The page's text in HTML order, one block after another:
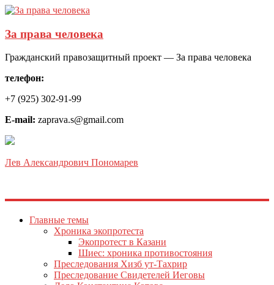
За права человека
Гражданский правозащитный проект — За права человека
телефон:
+7 (925) 302-91-99
E-mail: zaprava.s@gmail.com
Лев Александрович Пономарев
Главные темы
Хроника экопротеста
Экопротест в Казани
Шиес: хроника противостояния
Преследования Хизб ут-Тахрир
Преследование Свидетелей Иеговы